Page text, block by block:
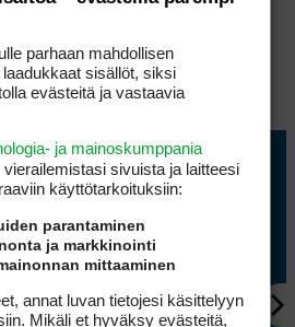
parhaan mahdollisen
sisällöt, siksi
evästeitä ja vastaavia
ja mainoskumppania
sivuista ja laitteesi
käyttötarkoituksiin:
parantaminen
ja markkinointi
mittaaminen
annat luvan tietojesi käsittelyyn
Mikäli et hyväksy evästeitä,